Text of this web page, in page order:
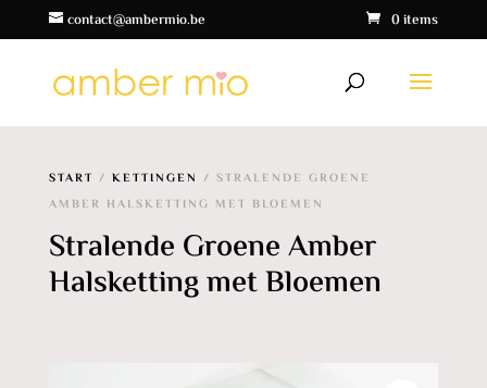
contact@ambermio.be 0 items
START / KETTINGEN / STRALENDE GROENE
AMBER HALSKETTING MET BLOEMEN
Stralende Groene Amber
Halsketting met Bloemen